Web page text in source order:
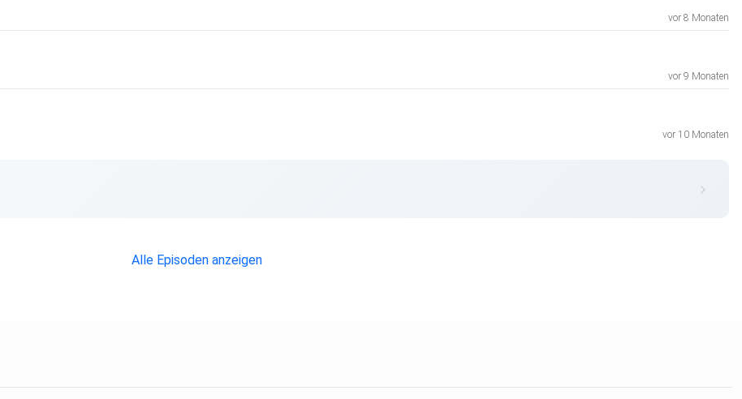
vor 8 Monaten
vor 9 Monaten
vor 10 Monaten
Alle Episoden anzeigen